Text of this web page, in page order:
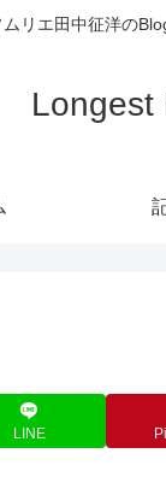
リエ田中征洋の
LINE